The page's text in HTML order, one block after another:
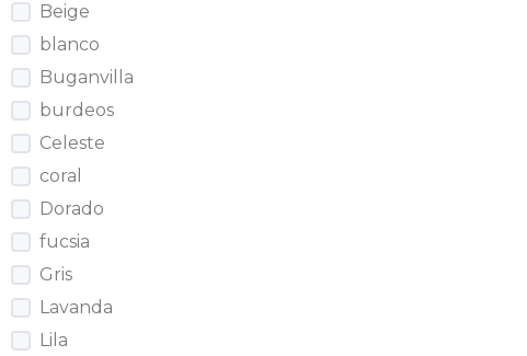
Beige
blanco
Buganvilla
burdeos
Celeste
coral
Dorado
fucsia
Gris
Lavanda
Lila